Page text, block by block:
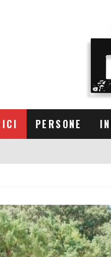
PERSONE